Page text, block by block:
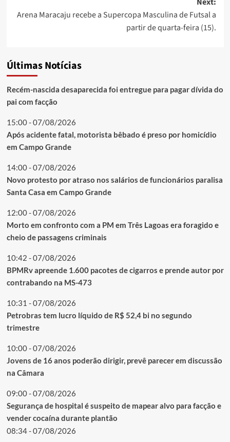
Arena Maracaju recebe a Supercopa Masculina de Futsal a
partir de quarta-feira (15).
Últimas Notícias
Recém-nascida desaparecida foi entregue para pagar dívida do
pai com facção
15:00 - 07/08/2026
Após acidente fatal, motorista bêbado é preso por homicídio
em Campo Grande
14:00 - 07/08/2026
Novo protesto por atraso nos salários de funcionários paralisa
Santa Casa em Campo Grande
12:00 - 07/08/2026
Morto em confronto com a PM em Três Lagoas era foragido e
cheio de passagens criminais
10:42 - 07/08/2026
BPMRv apreende 1.600 pacotes de cigarros e prende autor por
contrabando na MS-473
10:31 - 07/08/2026
Petrobras tem lucro líquido de R$ 52,4 bi no segundo
trimestre
10:00 - 07/08/2026
Jovens de 16 anos poderão dirigir, prevê parecer em discussão
na Câmara
09:00 - 07/08/2026
Segurança de hospital é suspeito de mapear alvo para facção e
vender cocaína durante plantão
08:34 - 07/08/2026